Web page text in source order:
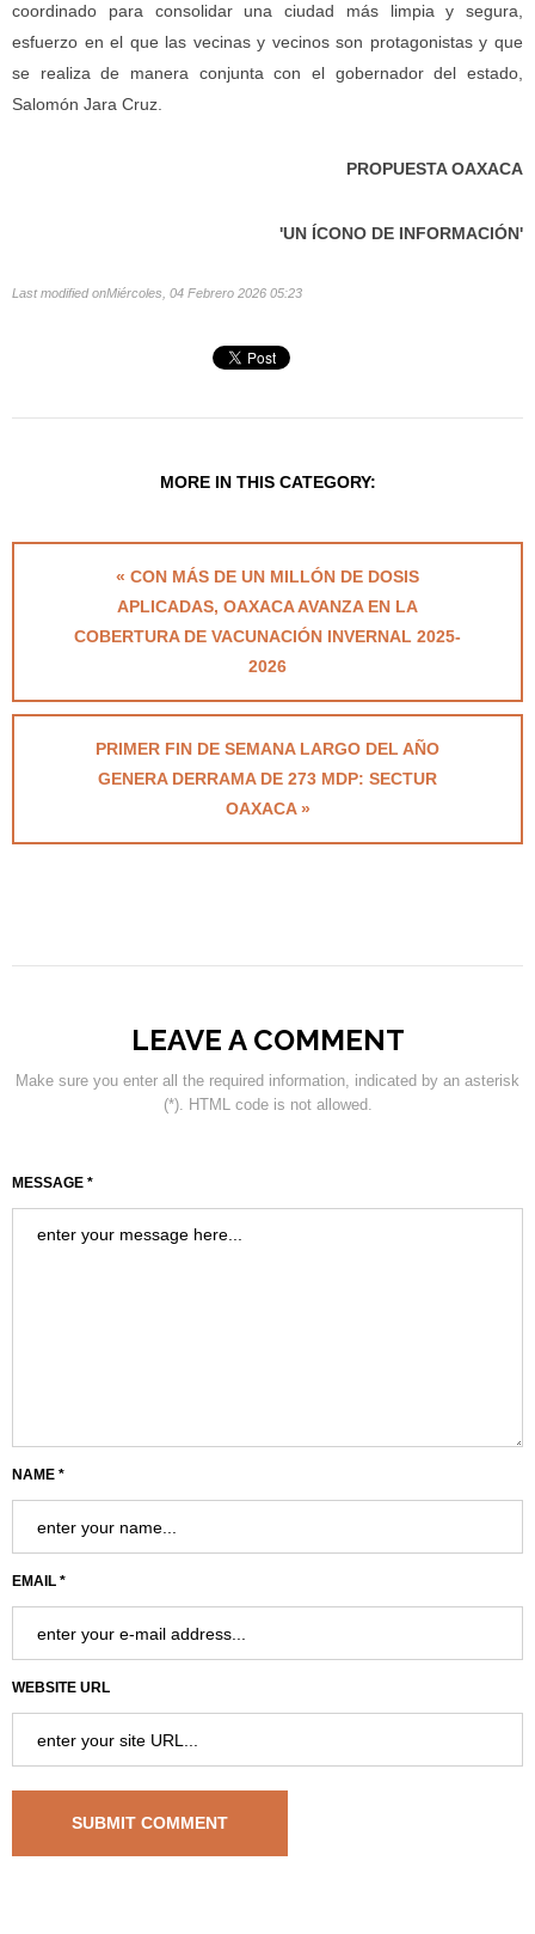
coordinado para consolidar una ciudad más limpia y segura,
esfuerzo en el que las vecinas y vecinos son protagonistas y que
se realiza de manera conjunta con el gobernador del estado,
Salomón Jara Cruz.
PROPUESTA OAXACA
'UN ÍCONO DE INFORMACIÓN'
Last modified onMiércoles, 04 Febrero 2026 05:23
MORE IN THIS CATEGORY:
« CON MÁS DE UN MILLÓN DE DOSIS
APLICADAS, OAXACA AVANZA EN LA
COBERTURA DE VACUNACIÓN INVERNAL 2025-
2026
PRIMER FIN DE SEMANA LARGO DEL AÑO
GENERA DERRAMA DE 273 MDP: SECTUR
OAXACA »
LEAVE A COMMENT
Make sure you enter all the required information, indicated by an asterisk
(*). HTML code is not allowed.
MESSAGE *
NAME *
EMAIL *
WEBSITE URL